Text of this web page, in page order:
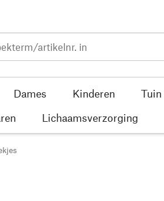
Dames Kinderen Tuin
Lichaamsverzorging